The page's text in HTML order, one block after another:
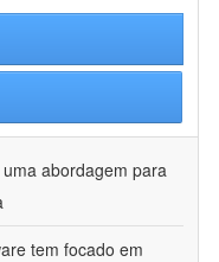
abordagem para
tem focado em